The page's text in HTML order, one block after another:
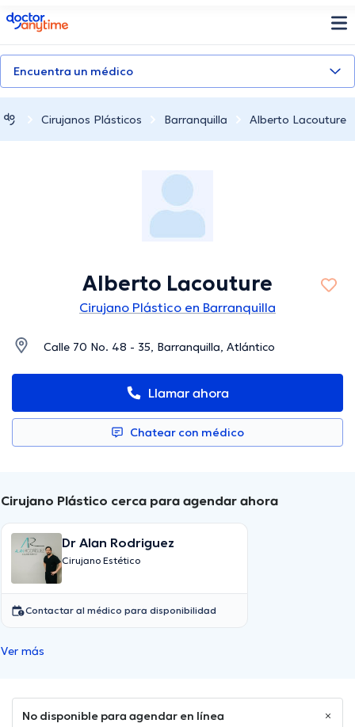
doctoranytime
Encuentra un médico
Cirujanos Plásticos Barranquilla Alberto Lacouture
Alberto Lacouture
Cirujano Plástico en Barranquilla
Calle 70 No. 48 - 35, Barranquilla, Atlántico
Llamar ahora
Chatear con médico
Cirujano Plástico cerca para agendar ahora
Dr Alan Rodriguez
Cirujano Estético
Contactar al médico para disponibilidad
Ver más
No disponible para agendar en línea